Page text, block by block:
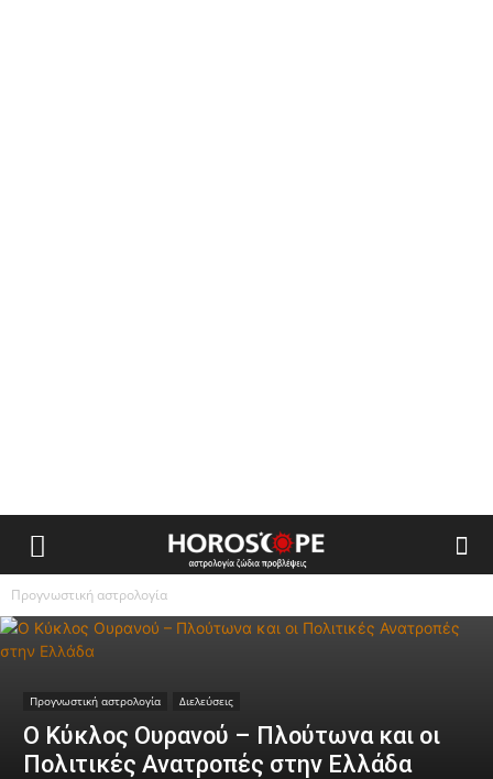
Προγνωστική αστρολογία
Προγνωστική αστρολογία Διελεύσεις
Ο Κύκλος Ουρανού – Πλούτωνα και οι
Πολιτικές Ανατροπές στην Ελλάδα